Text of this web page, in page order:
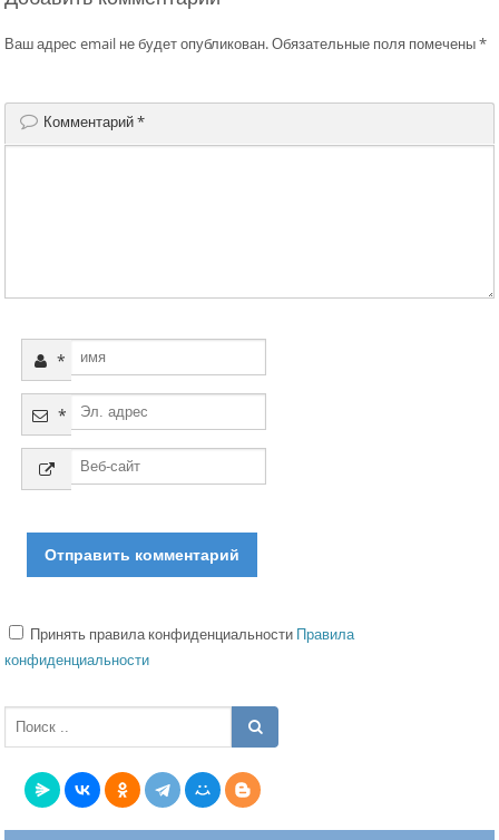
Ваш адрес email не будет опубликован.Обязательные поля помечены*
Комментарий*
*
*
Принять правила конфиденциальности Правила
конфиденциальности